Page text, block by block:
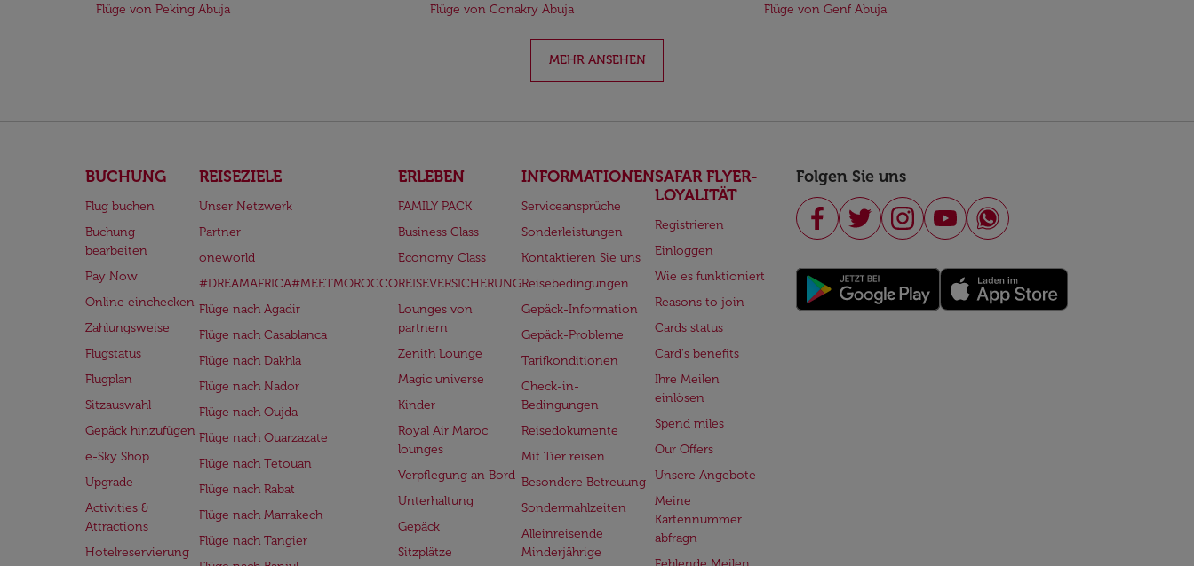
Flüge von Peking Abuja
Flüge von Conakry Abuja Flüge von Genf Abuja
MEHR ANSEHEN
BUCHUNG
Flug buchen
Buchung
bearbeiten
Pay Now
Online einchecken
Zahlungsweise
Flugstatus
Flugplan
Sitzauswahl
Gepäck hinzufügen
e-Sky Shop
Upgrade
Activities &
Attractions
Hotelreservierung
REISEZIELE
Unser Netzwerk
Partner
oneworld
#DREAMAFRICA#MEETMOROCCO
Flüge nach Agadir
Flüge nach Casablanca
Flüge nach Dakhla
Flüge nach Nador
Flüge nach Oujda
Flüge nach Ouarzazate
Flüge nach Tetouan
Flüge nach Rabat
Flüge nach Marrakech
Flüge nach Tangier
ERLEBEN
FAMILY PACK
Business Class
Economy Class
REISEVERSICHERUNG
Lounges von
partnern
Zenith Lounge
Magic universe
Kinder
Royal Air Maroc
lounges
Verpflegung an Bord
Unterhaltung
Gepäck
Sitzplätze
INFORMATIONEN
Serviceansprüche
Sonderleistungen
Kontaktieren Sie uns
Reisebedingungen
Gepäck-Information
Gepäck-Probleme
Tarifkonditionen
Check-in-
Bedingungen
Reisedokumente
Mit Tier reisen
Besondere Betreuung
Sondermahlzeiten
Alleinreisende
Minderjährige
SAFAR FLYER-
LOYALITÄT
Registrieren
Einloggen
Wie es funktioniert
Reasons to join
Cards status
Card's benefits
Ihre Meilen
einlösen
Spend miles
Our Offers
Unsere Angebote
Meine
Kartennummer
abfragn
Folgen Sie uns